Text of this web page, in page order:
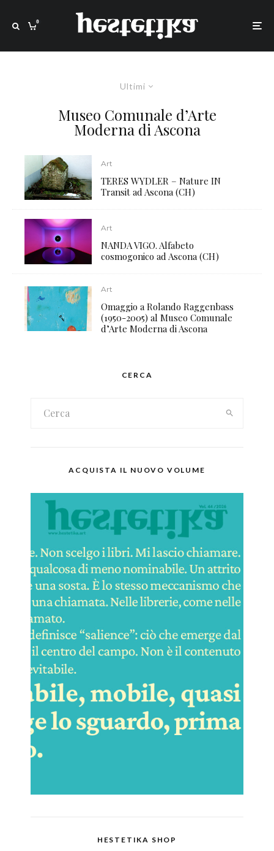
0
Ultimi
Museo Comunale d’Arte
Moderna di Ascona
Art
TERES WYDLER – Nature IN
Transit ad Ascona (CH)
Art
NANDA VIGO. Alfabeto
cosmogonico ad Ascona (CH)
Art
Omaggio a Rolando Raggenbass
(1950-2005) al Museo Comunale
d’Arte Moderna di Ascona
CERCA
ACQUISTA IL NUOVO VOLUME
HESTETIKA SHOP